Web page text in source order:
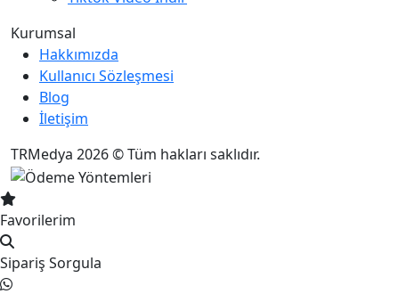
Kurumsal
Hakkımızda
Kullanıcı Sözleşmesi
Blog
İletişim
TRMedya 2026 © Tüm hakları saklıdır.
Favorilerim
Sipariş Sorgula